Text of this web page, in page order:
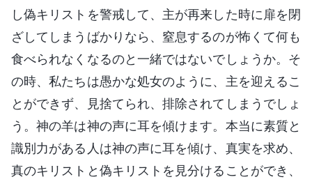
し偽キリストを警戒して、主が再来した時に扉を閉
ざしてしまうばかりなら、窒息するのが怖くて何も
食べられなくなるのと一緒ではないでしょうか。そ
の時、私たちは愚かな処女のように、主を迎えるこ
とができず、見捨てられ、排除されてしまうでしょ
う。神の羊は神の声に耳を傾けます。本当に素質と
識別力がある人は神の声に耳を傾け、真実を求め、
真のキリストと偽キリストを見分けることができ、